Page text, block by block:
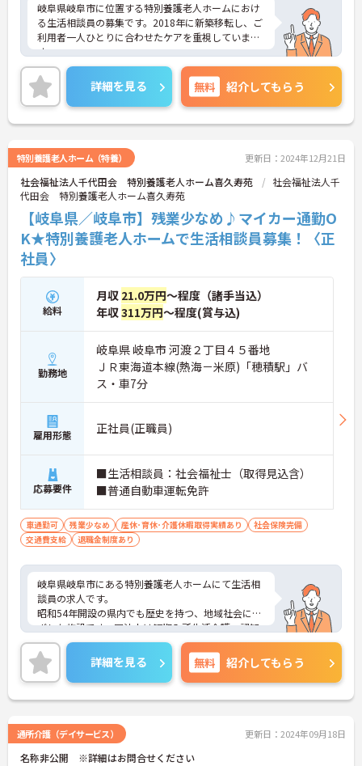
岐阜県岐阜市に位置する特別養護老人ホームにおけ
る生活相談員の募集です。2018年に新築移転し、ご
利用者一人ひとりに合わせたケアを重視していま
す。
就業は17:00までなので、勤務終了後のプライベー
トな時間も充実させることが可能です。
ご興味のある方には、面接対策ポイントなど、さら
に詳細をお話しいたしますのでお気軽にご相談くだ
さい！
詳細を見る 無料 紹介してもらう
特別養護老人ホーム（特養） 更新日：2024年12月21日
社会福祉法人千代田会 特別養護老人ホーム喜久寿苑
社会福祉法人千
代田会 特別養護老人ホーム喜久寿苑
【岐阜県／岐阜市】残業少なめ♪マイカー通勤O
K★特別養護老人ホームで生活相談員募集！〈正
社員〉
給料
月収 21.0万円～程度（諸手当込）
年収311万円～程度(賞与込)
勤務地
岐阜県 岐阜市 河渡２丁目４５番地
ＪＲ東海道本線(熱海－米原)「穂積駅」バ
ス・車7分
雇用形態 正社員(正職員)
応募要件
■生活相談員：社会福祉士（取得見込含）
■普通自動車運転免許
車通勤可 残業少なめ 産休･育休･介護休暇取得実績あり
社会保険完備
交通費支給
退職金制度あり
岐阜県岐阜市にある特別養護老人ホームにて生活相
談員の求人です。
昭和54年開設の県内でも歴史を持つ、地域社会にね
ざした施設です。同法人は短期入所生活介護、認知
症高齢者グループホーム、小規模多機能型居宅介護
など、幅広い事業を展開しています。
質の高い介護サービスの提供を心掛け、専門性の向
上を職員全体で図っているので、安心して経験を積
んでいただけます。ご興味のある方はお気軽にお問
詳細を見る 無料 紹介してもらう
通所介護（デイサービス） 更新日：2024年09月18日
名称非公開 ※詳細はお問合せください